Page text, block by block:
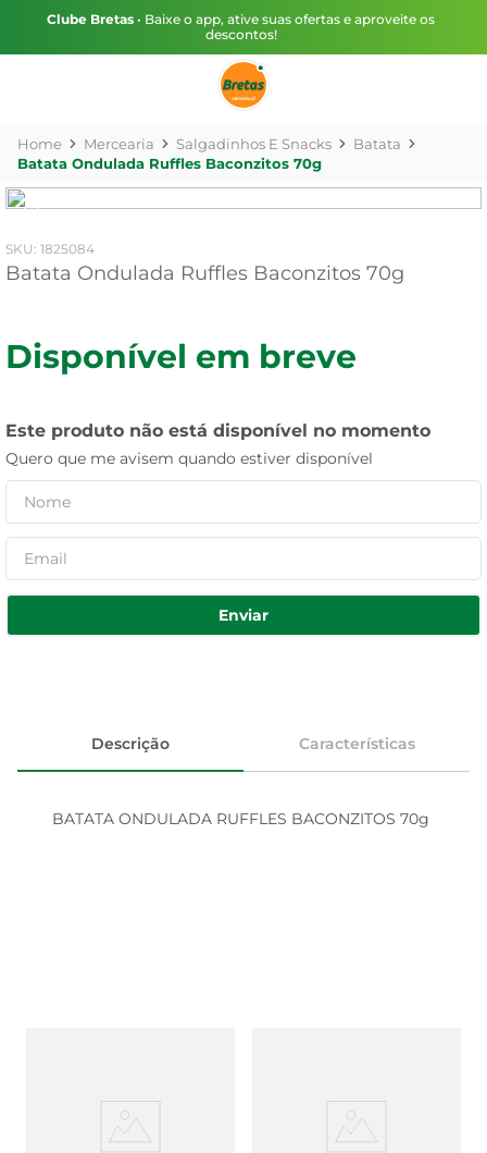
Clube Bretas • Baixe o app, ative suas ofertas e aproveite os
descontos!
Mercearia Salgadinhos E Snacks
Batata
Batata Ondulada Ruffles Baconzitos 70g
: 1825084
Batata Ondulada Ruffles Baconzitos 70g
Disponível em breve
Este produto não está disponível no momento
Quero que me avisem quando estiver disponível
Enviar
Descrição Características
BATATA ONDULADA RUFFLES BACONZITOS 70g